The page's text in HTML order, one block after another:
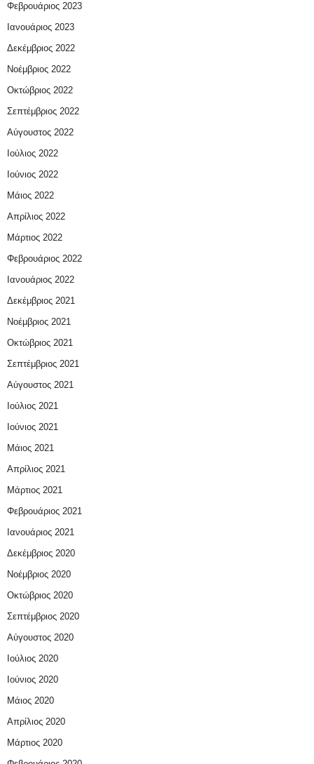
Φεβρουάριος 2023
Ιανουάριος 2023
Δεκέμβριος 2022
Νοέμβριος 2022
Οκτώβριος 2022
Σεπτέμβριος 2022
Αύγουστος 2022
Ιούλιος 2022
Ιούνιος 2022
Μάιος 2022
Απρίλιος 2022
Μάρτιος 2022
Φεβρουάριος 2022
Ιανουάριος 2022
Δεκέμβριος 2021
Νοέμβριος 2021
Οκτώβριος 2021
Σεπτέμβριος 2021
Αύγουστος 2021
Ιούλιος 2021
Ιούνιος 2021
Μάιος 2021
Απρίλιος 2021
Μάρτιος 2021
Φεβρουάριος 2021
Ιανουάριος 2021
Δεκέμβριος 2020
Νοέμβριος 2020
Οκτώβριος 2020
Σεπτέμβριος 2020
Αύγουστος 2020
Ιούλιος 2020
Ιούνιος 2020
Μάιος 2020
Απρίλιος 2020
Μάρτιος 2020